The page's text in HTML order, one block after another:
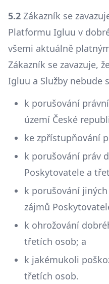
5.2 Zákazník se
Platformu Igluu v
všemi aktuálně
Zákazník se zavazuje,
Igluu a Služby nebude
k porušování
území České
ke zpřístupňování
k porušování práv
Poskytovatele a
k porušování
zájmů
k ohrožování
třetích osob; a
k jakémukoli
třetích osob.